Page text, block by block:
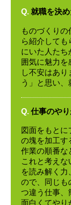
Q. 就職を決
ものづくり
ら紹介して
にいた人たち
囲気に魅力
し不安はあ
う」と思い、
Q. 仕事のや
図面をもとに
の塊を加工す
作業の順番な
これと考え
を読み解く力
ので、同じも
つ違う仕事、
面白くてやり